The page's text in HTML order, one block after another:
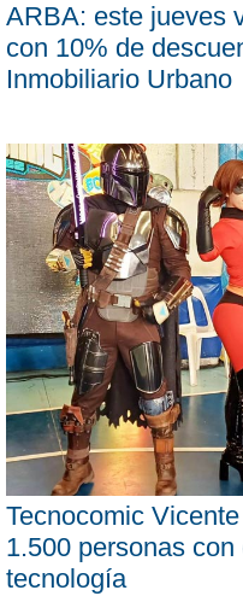
ARBA: este jueves
con 10% de
Inmobiliario Urbano
Tecnocomic
1.500 personas
tecnología